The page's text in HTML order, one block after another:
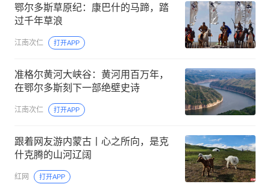
鄂尔多斯草原纪：康巴什的马蹄，踏
过千年草浪
江南次仁 打开APP
准格尔黄河大峡谷：黄河用百万年，
在鄂尔多斯刻下一部绝壁史诗
江南次仁 打开APP
跟着网友游内蒙古丨心之所向，是克
什克腾的山河辽阔
红网 打开APP